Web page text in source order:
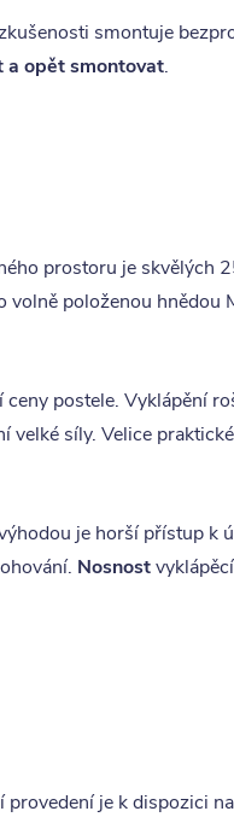
smontuje
a opět smontovat.
prostoru je skvělých
položenou hnědou
ceny postele. Vyklápění
síly. Velice
je horší přístup k
Nosnost
je k dispozici